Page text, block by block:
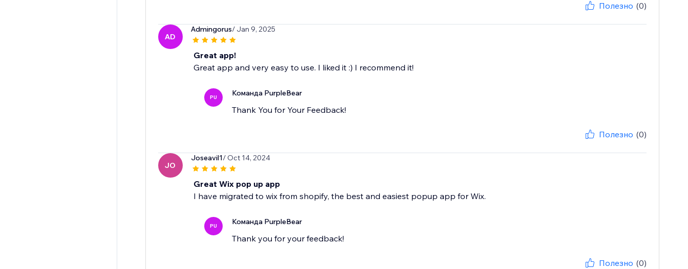
Полезно (0)
AD
Admingorus/ Jan 9, 2025
Great app!
Great app and very easy to use. I liked it :) I recommend it!
PU Команда PurpleBear
Thank You for Your Feedback!
Полезно (0)
JO
Joseavil1/ Oct 14, 2024
Great Wix pop up app
I have migrated to wix from shopify, the best and easiest popup app for Wix.
PU Команда PurpleBear
Thank you for your feedback!
Полезно (0)